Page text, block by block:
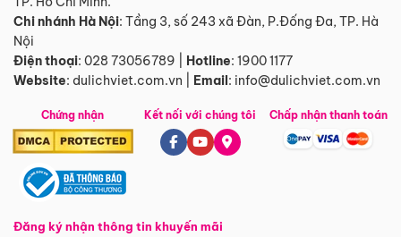
Chi nhánh Hà Nội: Tầng 3, số 243 xã Đàn, P.Đống Đa, TP. Hà
Nội
Điện thoại: 028 73056789 Hotline: 1900 1177
Website: dulichviet.com.vn Email: info@dulichviet.com.vn
Chứng nhận
Đăng ký nhận thông tin khuyến mãi
Kết nối với chúng tôi Chấp nhận thanh toán